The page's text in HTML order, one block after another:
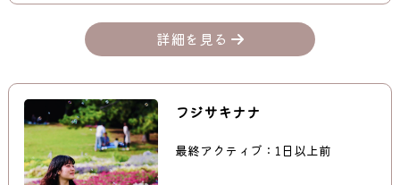
詳細を見る
フジサキナナ
最終アクティブ：1日以上前